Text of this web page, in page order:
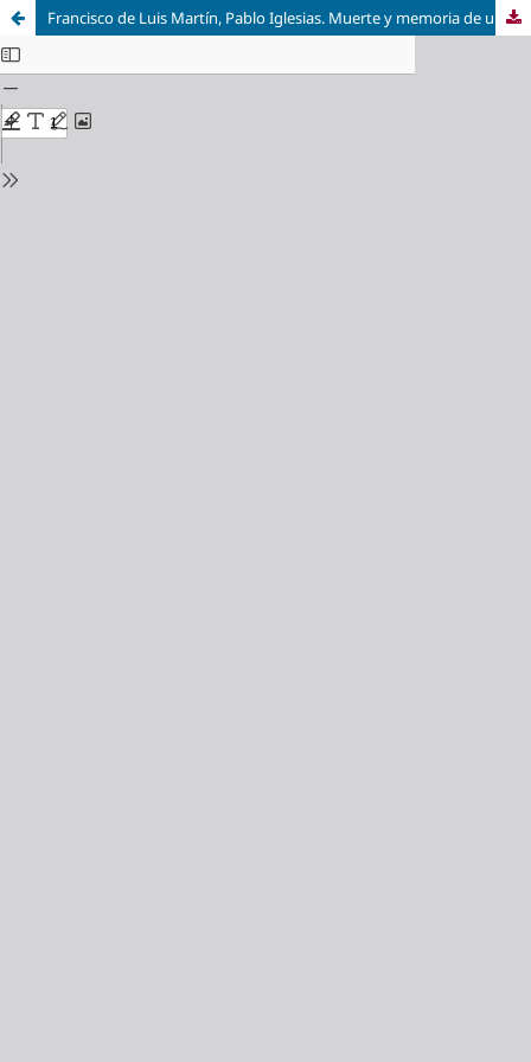
Francisco de Luis Martín, Pablo Iglesias. Muerte y memoria de un mito. La utilización política y las políticas de la memoria del padre y fundador del socialismo español. Córdoba: Almuzara, 2021, 271 págs.